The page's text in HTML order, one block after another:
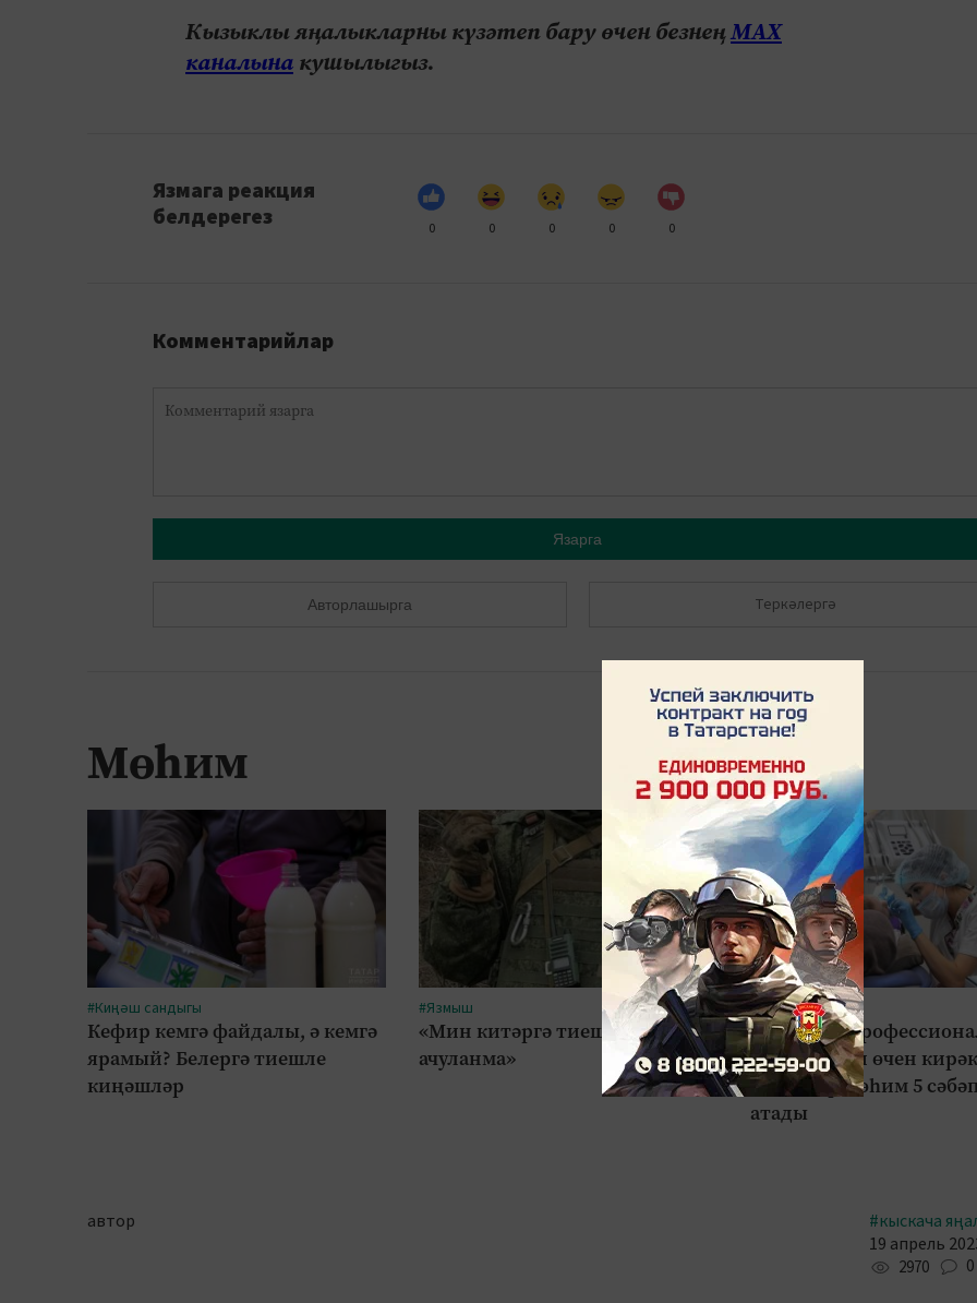
Кызыклы яңалыкларны күзәтеп бару өчен безнеңМАХ
каналына кушылыгыз.
Язмага реакция
белдерегез
0 0 0 0 0
Комментарийлар
Язарга
Авторлашырга Теркәлергә
Мөһим
#Киңәш сандыгы
Кефир кемгә файдалы, ә кемгә
ярамый? Белергә тиешле
киңәшләр
#Язмыш
«Мин китәргә тиеш, әни,
ачуланма»
#Киңәш сандыгы
Тешләрне
чистарту ни өчен
Табиблар мөһим 5
атады
автор
#кыскача
19 апрель
2970 0